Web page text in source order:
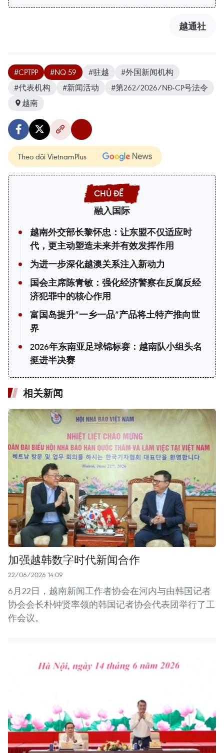
越通社
#CPTPP #NQ 59 #驻越
#外国新闻机构
#代表机构
#新闻活动
#第262/2026/NĐ-CP号法令
越南
Theo dõi VietnamPlus
融入国际
越南外交部长黎怀忠：让东盟不仅适应时
代，更主动塑造未来并有效发挥作用
为进一步深化越澳关系注入新动力
国会主席陈青敏：强化经济警察在反腐反经
济犯罪中的核心作用
富国岛提升”一乡一品”产品将土特产推向世
界
2026年东南亚足球锦标赛：越南队小组头名
挺进半决赛
相关新闻
加强越韩数字时代新闻合作
22/06/2026 14:09
6月22日，越南新闻工作者协会在河内与由韩国记者
协会会长朴钟贤率领的韩国记者协会代表团举行了工
作会议。